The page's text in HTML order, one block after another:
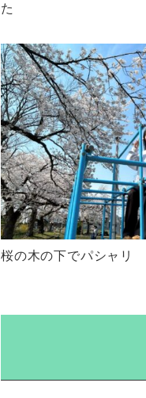
た
桜の木の下でパシャリ